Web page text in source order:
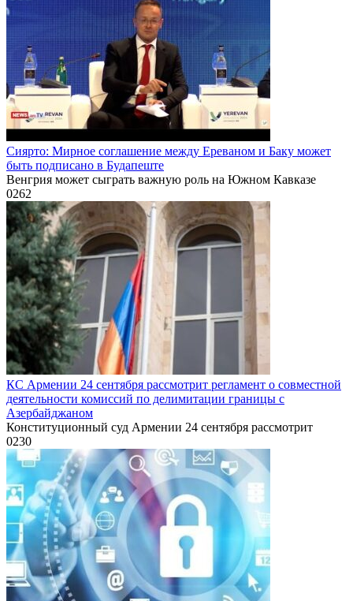
Сиярто: Мирное соглашение между Ереваном и Баку может
быть подписано в Будапеште
Венгрия может сыграть важную роль на Южном Кавказе
0262
КС Армении 24 сентября рассмотрит регламент о совместной
деятельности комиссий по делимитации границы с
Азербайджаном
Конституционный суд Армении 24 сентября рассмотрит
0230